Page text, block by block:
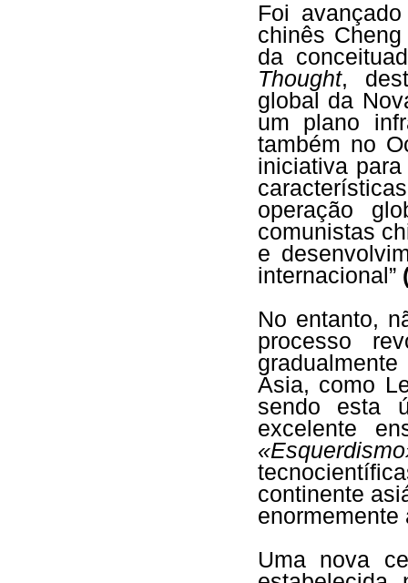
Foi
chinês
da
Thought,
global da
um plano
também no
iniciativa
operação
comunistas
e
internacional”
No entanto,
processo
Ásia, como
sendo esta
excelente
continente
enormemente
Uma nova